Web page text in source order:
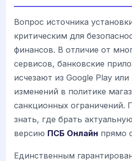
Вопрос источника
критическим для
финансов. В отличие от
сервисов, банковские
исчезают из Google Play
изменений в политике
санкционных ограничений.
знать, где брать
версию ПСБ Онлайн прямо
Единственным